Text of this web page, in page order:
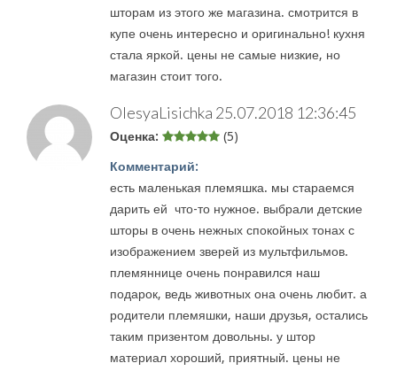
шторам из этого же магазина. смотрится в
купе очень интересно и оригинально! кухня
стала яркой. цены не самые низкие, но
магазин стоит того.
OlesyaLisichka 25.07.2018 12:36:45
Оценка: (5)
Комментарий:
есть маленькая племяшка. мы стараемся
дарить ей что-то нужное. выбрали детские
шторы в очень нежных спокойных тонах с
изображением зверей из мультфильмов.
племяннице очень понравился наш
подарок, ведь животных она очень любит. а
родители племяшки, наши друзья, остались
таким призентом довольны. у штор
материал хороший, приятный. цены не